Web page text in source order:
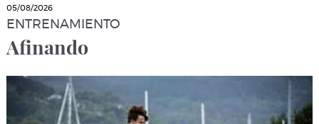
05/08/2026
ENTRENAMIENTO
Afinando